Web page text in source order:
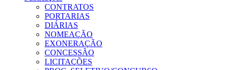
CONTRATOS
PORTARIAS
DIÁRIAS
NOMEAÇÃO
EXONERAÇÃO
CONCESSÃO
LICITAÇÕES